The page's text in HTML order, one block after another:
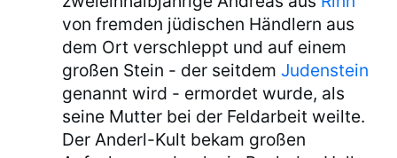
von fremden jüdischen Händlern aus
dem Ort verschleppt und auf einem
großen Stein - der seitdem Judenstein
genannt wird - ermordet wurde, als
seine Mutter bei der Feldarbeit weilte.
Der Anderl-Kult bekam großen